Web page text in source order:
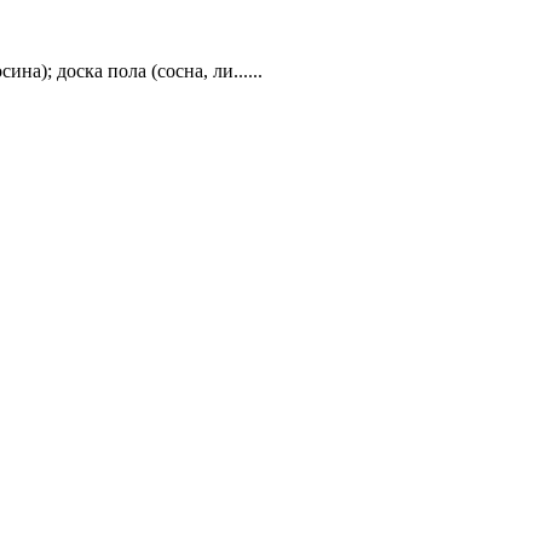
доска пола (сосна, ли......